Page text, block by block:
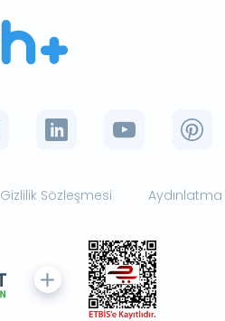
Gizlilik Sözleşmesi